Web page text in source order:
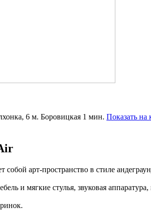
6 м. Боровицкая 1 мин. Показать на
собой арт-пространство в стиле
и мягкие стулья, звуковая